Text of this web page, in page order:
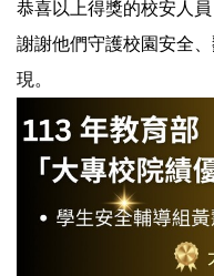
恭喜以上得獎的校安人員
謝謝他們守護校園安全
現。